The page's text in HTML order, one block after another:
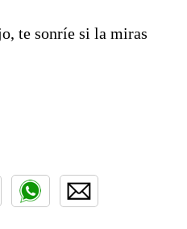
te sonríe si la miras